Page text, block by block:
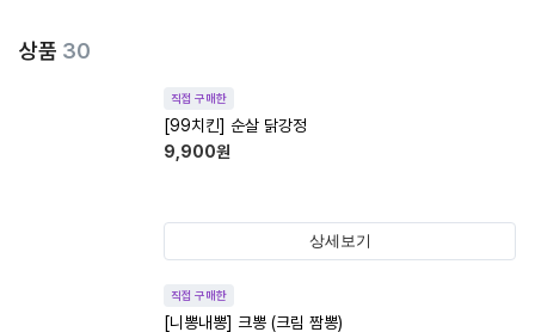
상품 30
직접 구매한
[99치킨] 순살 닭강정
9,900원
상세보기
직접 구매한
[니뽕내뽕] 크뽕 (크림 짬뽕)